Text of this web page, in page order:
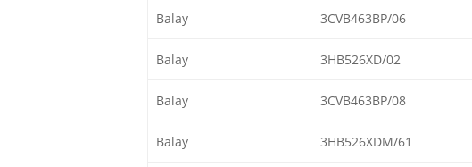
Balay 3CVB463BP/06
Balay 3HB526XD/02
Balay 3CVB463BP/08
Balay 3HB526XDM/61